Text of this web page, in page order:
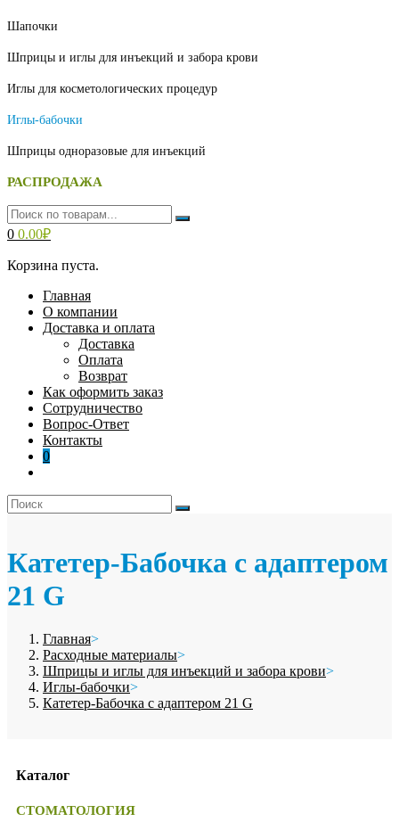
Шапочки
Шприцы и иглы для инъекций и забора крови
Иглы для косметологических процедур
Иглы-бабочки
Шприцы одноразовые для инъекций
РАСПРОДАЖА
0 0.00₽
Корзина пуста.
Главная
О компании
Доставка и оплата
Доставка
Оплата
Возврат
Как оформить заказ
Сотрудничество
Вопрос-Ответ
Контакты
0
Катетер-Бабочка с адаптером
21 G
Главная>
Расходные материалы>
Шприцы и иглы для инъекций и забора крови>
Иглы-бабочки>
Катетер-Бабочка с адаптером 21 G
Каталог
СТОМАТОЛОГИЯ